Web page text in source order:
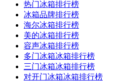
热门冰箱排行榜
冰箱品牌排行榜
海尔冰箱排行榜
美的冰箱排行榜
容声冰箱排行榜
多门冰箱冰箱排行榜
三门冰箱冰箱排行榜
对开门冰箱冰箱排行榜